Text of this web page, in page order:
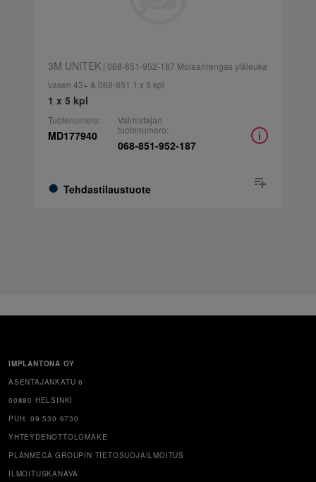
3M UNITEK| 068-851-952-187 Molaarirengas yläleuka
vasen 43+ & 068-851 1 x 5 kpl
1 x 5 kpl
Tuotenumero:
MD177940
Tehdastilaustuote
Valmistajan
tuotenumero:
068-851-952-187
IMPLANTONA OY
ASENTAJANKATU 6
00880 HELSINKI
PUH. 09 530 6730
YHTEYDENOTTOLOMAKE
PLANMECA GROUPIN TIETOSUOJAILMOITUS
ILMOITUSKANAVA